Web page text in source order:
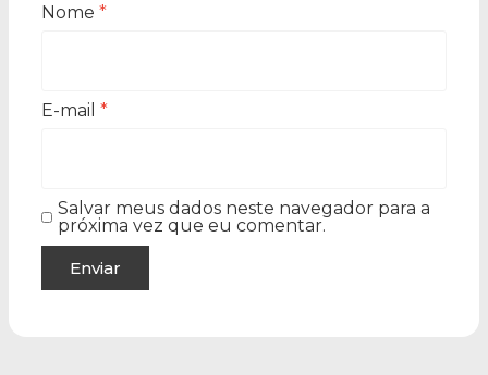
Nome *
E-mail *
Salvar meus dados neste navegador para a
próxima vez que eu comentar.